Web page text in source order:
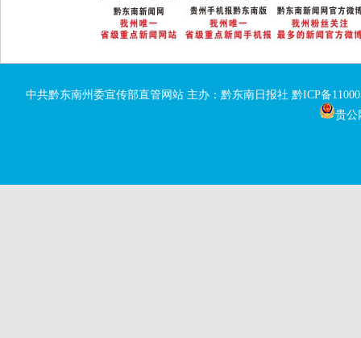
中共黔东南州委宣传部直管网站 主办：黔东南日报社 黔ICP备
贵公